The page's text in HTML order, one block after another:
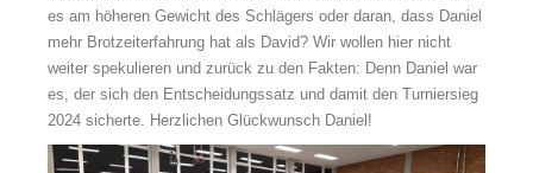
es am höheren Gewicht des Schlägers oder daran, dass Daniel
mehr Brotzeiterfahrung hat als David? Wir wollen hier nicht
weiter spekulieren und zurück zu den Fakten: Denn Daniel war
es, der sich den Entscheidungssatz und damit den Turniersieg
2024 sicherte. Herzlichen Glückwunsch Daniel!